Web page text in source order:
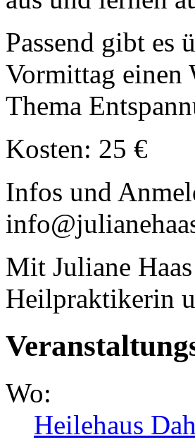
Passend gibt es
Vormittag einen
Thema
Kosten: 25 €
Infos und
Mit Juliane Haas
Heilpraktikerin
Wo:
Heilehaus